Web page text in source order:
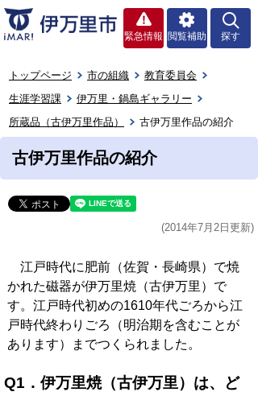
緊急情報 閲覧補助 探す
トップページ 市の組織
教育委員会
生涯学習課
伊万里・鍋島ギャラリー
所蔵品（古伊万里作品）
古伊万里作品の紹介
古伊万里作品の紹介
(2014年7月2日更新)
江戸時代に肥前（佐賀・長崎県）で焼
かれた磁器が伊万里焼（古伊万里）で
す。江戸時代初めの1610年代ごろから江
戸時代終わりごろ（明治期を含むことが
あります）までつくられました。
Q1．伊万里焼（古伊万里）は、ど